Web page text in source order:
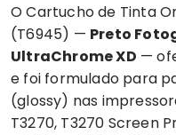
OCartucho de Tinta
(T6945) — Preto
UltraChrome XD —
e foi formulado para
(glossy) nas
T3270, T3270 Screen